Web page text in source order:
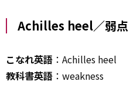
Achilles heel／弱点
こなれ英語 ：Achilles heel
教科書英語 ：weakness